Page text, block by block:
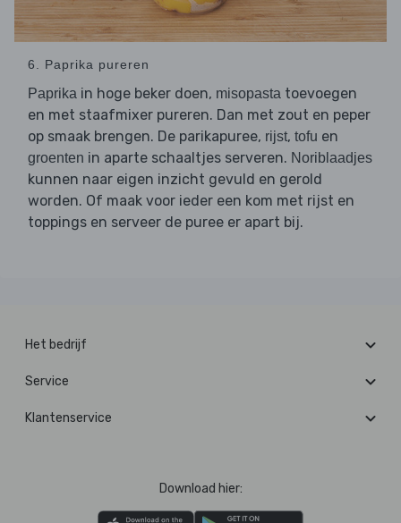
6. Paprika pureren
Paprika in hoge beker doen, misopasta toevoegen
en met staafmixer pureren. Dan met zout en peper
op smaak brengen. De parikapuree, rijst, tofu en
groenten in aparte schaaltjes serveren. Noriblaadjes
kunnen naar eigen inzicht gevuld en gerold
worden. Of maak voor ieder een kom met rijst en
toppings en serveer de puree er apart bij.
Het bedrijf
Service
Klantenservice
Download hier: